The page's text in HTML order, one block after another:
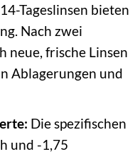
Tageslinsen bieten
Nach zwei
neue, frische Linsen
Ablagerungen und
Die spezifischen
und -1,75